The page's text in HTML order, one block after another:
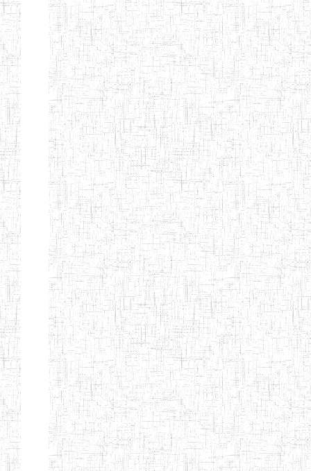
BAPTIST
TEACHERS
TRAINING
COLLEGE
08/08/1983 ENIEG
KENCHOLIA
TEACHER'S
TRAINING
COLLEGE
"K.T.T.C NDOP"
15/09/2015 ENIEG
ENIEG PRIVEE
BILINGUE
LAIQUE LES
PERFORMANCES
PEDAGOGIQUES
01/09/2015 ENIEG
ENIEG DU HAUT
NKAM
12/08/2013 ENIEG
ENIEG BILINGUE
DE L'IPEP DE
BANDJOUN
05/09/2003 ENIEG